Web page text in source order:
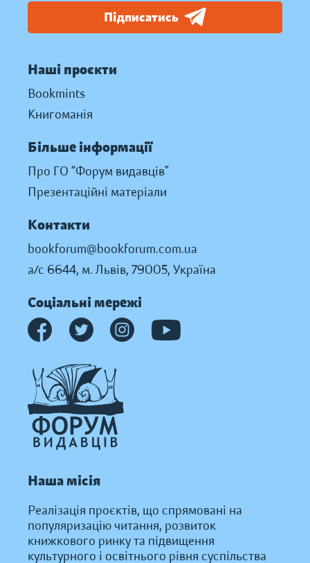
Підписатись
Наші проєкти
Bookmints
Книгоманія
Більше інформації
Про ГО “Форум видавців”
Презентаційні матеріали
Контакти
bookforum@bookforum.com.ua
а/с 6644, м. Львів, 79005, Україна
Соціальні мережі
Наша місія
Реалізація проєктів, що спрямовані на
популяризацію читання, розвиток
книжкового ринку та підвищення
культурного і освітнього рівня суспільства